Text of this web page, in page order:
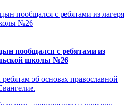
пообщался с ребятами из
школы №26
ребятам об основах православной